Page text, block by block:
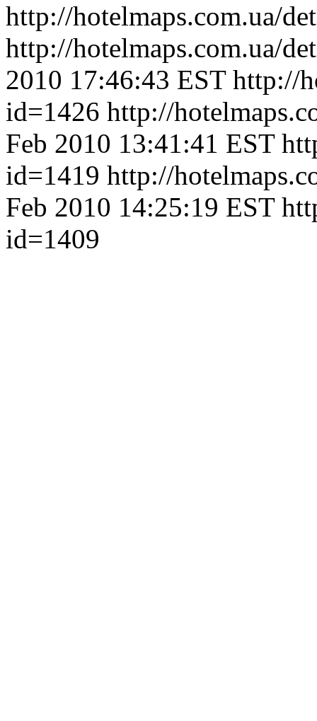
http://hotelmaps.com.ua/
http://hotelmaps.com.ua/
2010 17:46:43 EST http://
id=1426 http://
Feb 2010 13:41:41 EST
id=1419 http://
Feb 2010 14:25:19 EST
id=1409